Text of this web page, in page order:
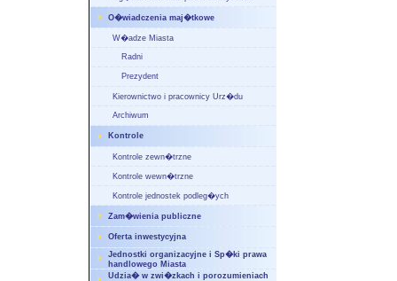
O�wiadczenia maj�tkowe
W�adze Miasta
Radni
Prezydent
Kierownictwo i pracownicy Urz�du
Archiwum
Kontrole
Kontrole zewn�trzne
Kontrole wewn�trzne
Kontrole jednostek podleg�ych
Zam�wienia publiczne
Oferta inwestycyjna
Jednostki organizacyjne i Sp�ki prawa
handlowego Miasta
Udzia� w zwi�zkach i porozumieniach